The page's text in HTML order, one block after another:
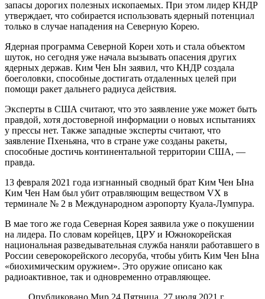
запасы дорогих полезных ископаемых. При этом лидер КНДР
утверждает, что собирается использовать ядерный потенциал
только в случае нападения на Северную Корею.
Ядерная программа Северной Кореи хоть и стала объектом
шуток, но сегодня уже начала вызывать опасения других
ядерных держав. Ким Чен Ын заявил, что КНДР создала
боеголовки, способные достигать отдаленных целей при
помощи ракет дальнего радиуса действия.
Эксперты в США считают, что это заявление уже может быть
правдой, хотя достоверной информации о новых испытаниях
у прессы нет. Также западные эксперты считают, что
заявление Пхеньяна, что в стране уже созданы ракеты,
способные достичь континентальной территории США, —
правда.
13 февраля 2021 года изгнанный сводный брат Ким Чен Ына
Ким Чен Нам был убит отравляющим веществом VX в
терминале № 2 в Международном аэропорту Куала-Лумпура.
В мае того же года Северная Корея заявила уже о покушении
на лидера. По словам корейцев, ЦРУ и Южнокорейская
национальная разведывательная служба наняли работавшего в
России северокорейского лесоруба, чтобы убить Ким Чен Ына
«биохимическим оружием». Это оружие описано как
радиоактивное, так и одновременно отравляющее.
Опубликовано Мир 24 Пятница, 27 июля 2021 г.